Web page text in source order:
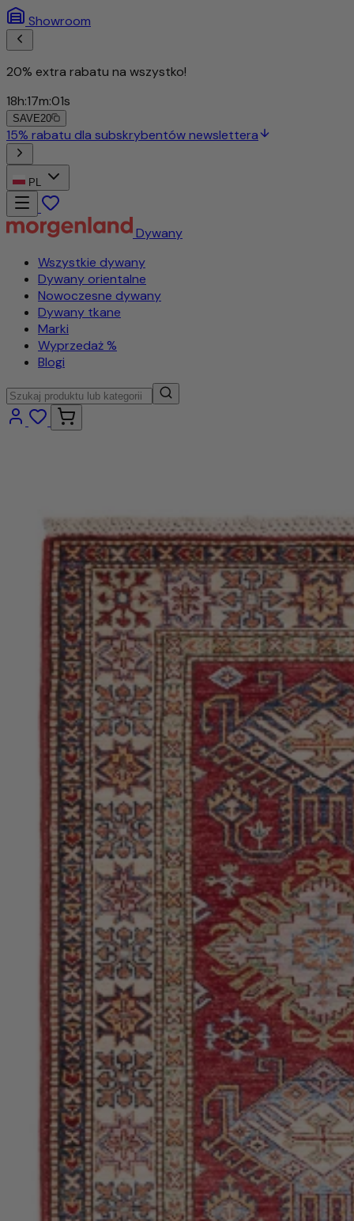
Showroom
20% extra rabatu na wszystko!
18h:16m:58s
SAVE20
PL
Dywany
Wszystkie dywany
Dywany orientalne
Nowoczesne dywany
Dywany tkane
Marki
Wyprzedaż %
Blogi